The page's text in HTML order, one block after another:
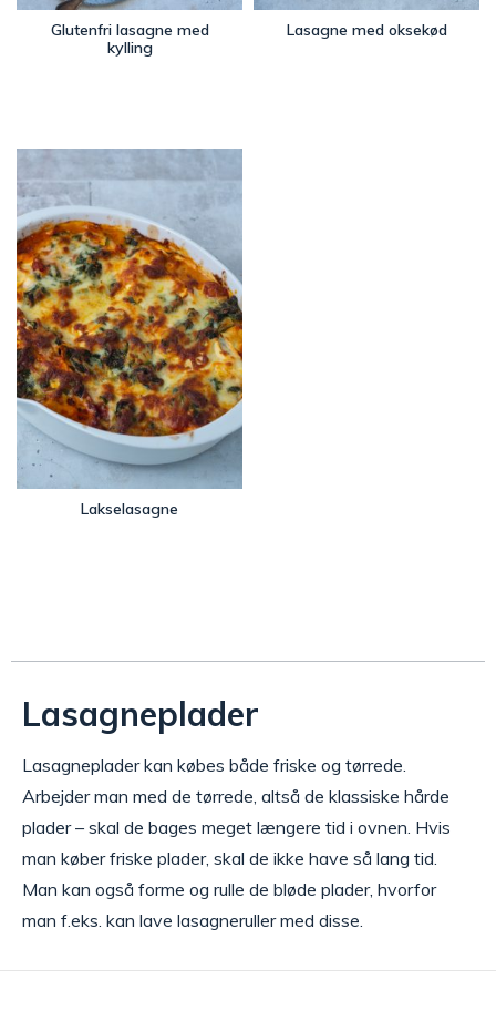
Glutenfri lasagne med
kylling
Lasagne med oksekød
Lakselasagne
Lasagneplader
Lasagneplader kan købes både friske og tørrede.
Arbejder man med de tørrede, altså de klassiske hårde
plader – skal de bages meget længere tid i ovnen. Hvis
man køber friske plader, skal de ikke have så lang tid.
Man kan også forme og rulle de bløde plader, hvorfor
man f.eks. kan lave lasagneruller med disse.